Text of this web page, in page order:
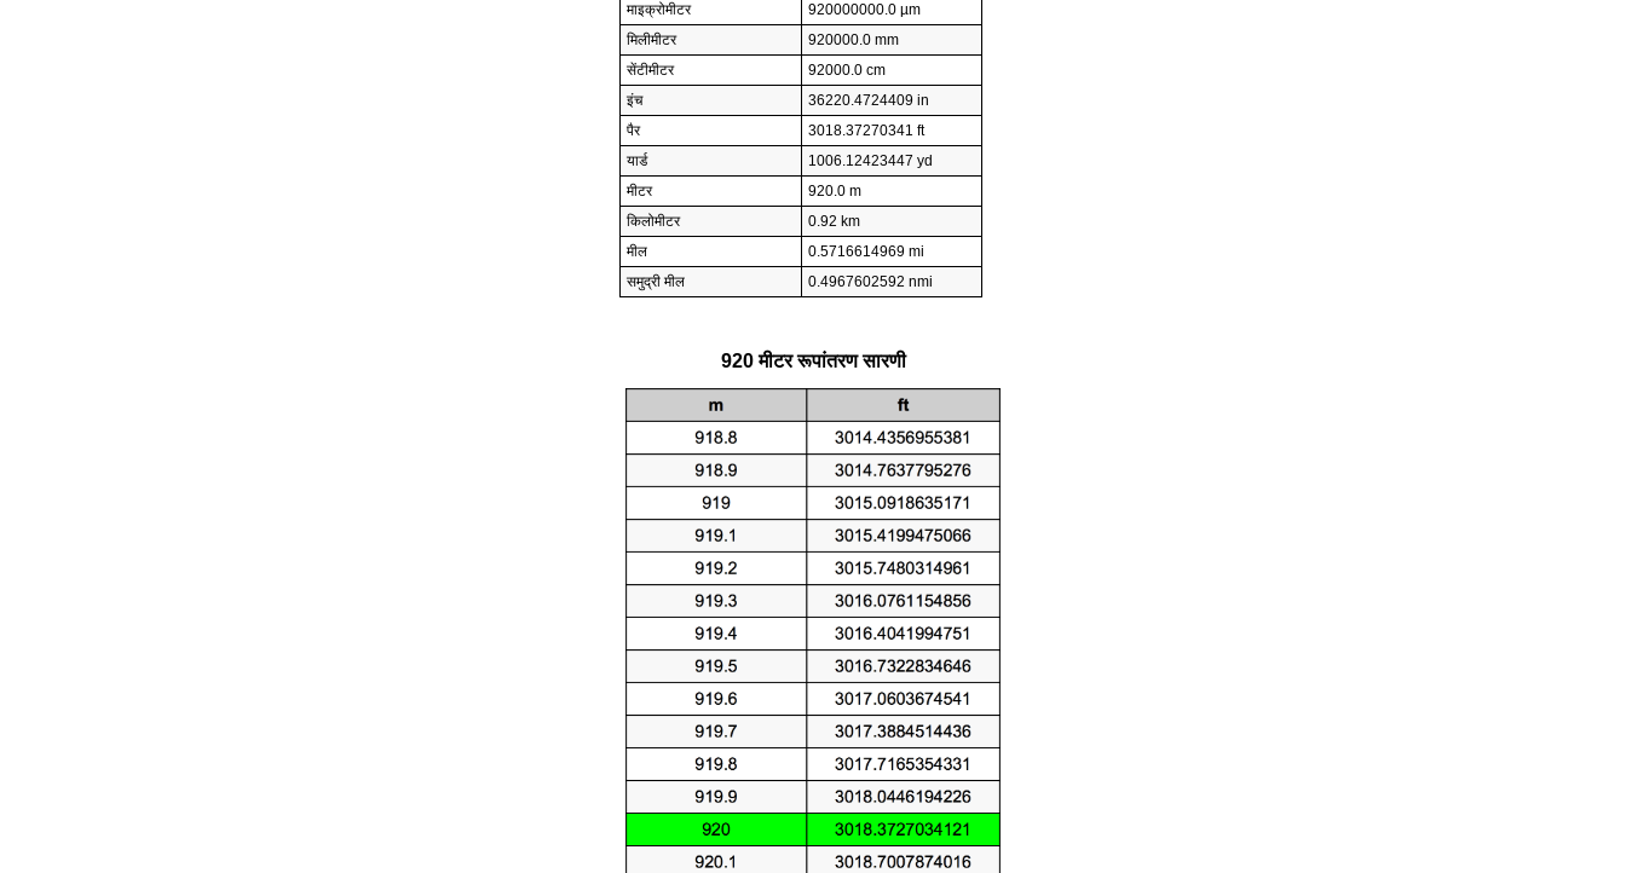
माइक्रोमीटर
920000000.0 µm
मिलीमीटर
920000.0 mm
सेंटीमीटर
92000.0 cm
इंच
36220.4724409 in
पैर
3018.37270341 ft
यार्ड
1006.12423447 yd
मीटर
920.0 m
किलोमीटर
0.92 km
मील
0.5716614969 mi
समुद्री मील
0.4967602592 nmi
920 मीटर रूपांतरण सारणी